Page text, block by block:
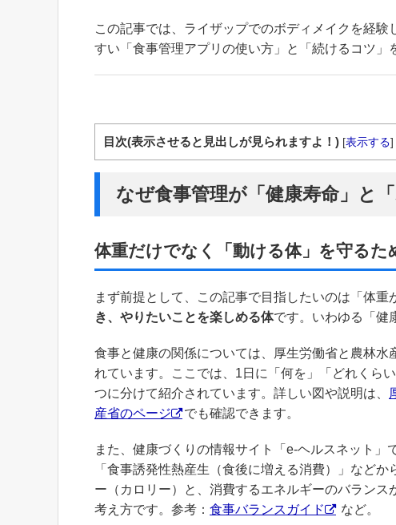
この記事では、ライザップでのボディメイクを経
すい「食事管理アプリの使い方」と「続けるコツ」
目次(表示させると見出しが見られますよ！) [表示する]
なぜ食事管理が「健康寿命」と
体重だけでなく「動ける体」を守るた
まず前提として、この記事で目指したいのは「体重
き、やりたいことを楽しめる体です。いわゆる「健
食事と健康の関係については、厚生労働省と農林
れています。ここでは、1日に「何を」「どれくら
つに分けて紹介されています。詳しい図や説明は、
産省のページ
でも確認できます。
また、健康づくりの情報サイト「e-ヘルスネット」
「食事誘発性熱産生（食後に増える消費）」など
ー（カロリー）と、消費するエネルギーのバラン
考え方です。参考： 食事バランスガイド など。